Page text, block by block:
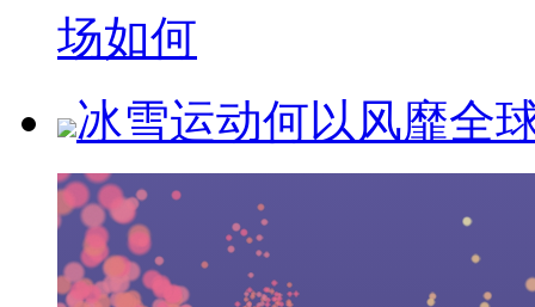
场如何
冰雪运动何以风靡全